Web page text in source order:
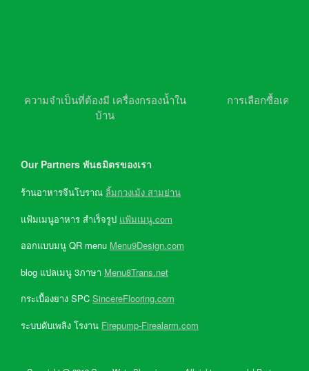
ความจำเป็นที่ต้องมี เครื่องกรองน้ำใน
บ้าน
การเลือกซื้อเครื่อ
Our Partners พันธมิตรของเรา
ร้านอาหารจีนโบราณ ลิ้มกวงเม้ง สามย่าน
แฟ้มเมนูอาหาร สำเร็จรูป แฟ้มเมนู.com
ออกแบบมนู QR menu Menu9Design.com
blog แปลเมนู 3ภาษา Menu8Trans.net
กระเบื้องยาง SPC SincereFlooring.com
ระบบดับเพลิง โรงาน Firepump-Firealarm.com